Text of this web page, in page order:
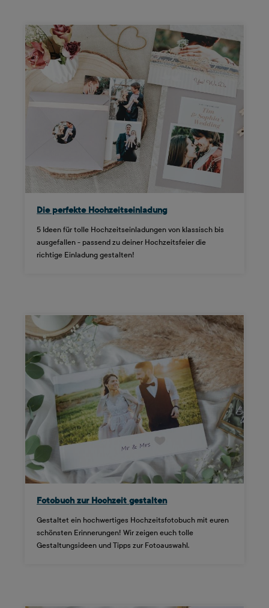
Die perfekte Hochzeitseinladung
5 Ideen für tolle Hochzeitseinladungen von klassisch bis
ausgefallen - passend zu deiner Hochzeitsfeier die
richtige Einladung gestalten!
Fotobuch zur Hochzeit gestalten
Gestaltet ein hochwertiges Hochzeitsfotobuch mit euren
schönsten Erinnerungen! Wir zeigen euch tolle
Gestaltungsideen und Tipps zur Fotoauswahl.